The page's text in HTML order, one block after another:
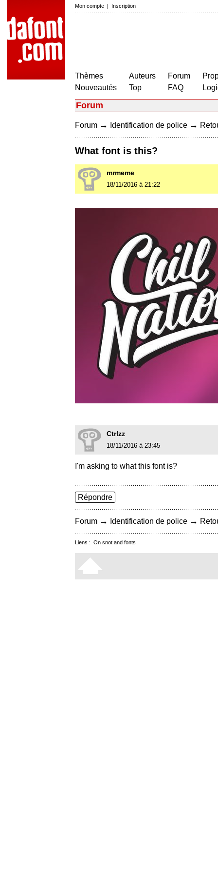
Mon compte | Inscription
Thèmes
Nouveautés
Auteurs
Top
Forum
FAQ
Forum
Forum → Identification de police →
What font is this?
mrmeme
18/11/2016 à 21:22
Ctrlzz
18/11/2016 à 23:45
I'm asking to what this font is?
Répondre
Forum → Identification de police →
Liens : On snot and fonts